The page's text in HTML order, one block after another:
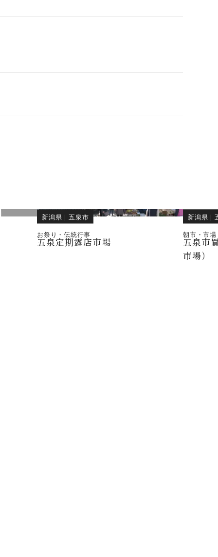
新潟県 ｜五泉市
お祭り・伝統行事
五泉定期露店市場
新潟県 ｜
朝市・市場
五泉市
市場）